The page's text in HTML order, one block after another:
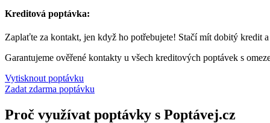
Kreditová poptávka:
Zaplaťte za kontakt, jen když ho potřebujete! Stačí mít dobitý kredit
Garantujeme ověřené kontakty u všech kreditových poptávek s
Vytisknout poptávku
Zadat zdarma poptávku
Proč využívat poptávky s Poptávej.cz